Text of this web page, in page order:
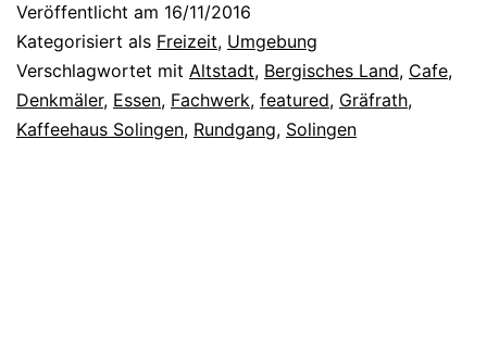
R
u
n
d
Veröffentlicht am 16/11/2016
Kategorisiert als Freizeit, Umgebung
Verschlagwortet mit Altstadt, Bergisches Land, Cafe,
Denkmäler, Essen, Fachwerk, featured, Gräfrath,
Kaffeehaus Solingen, Rundgang, Solingen